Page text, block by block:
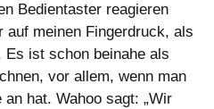
Bedientaster reagieren
auf meinen Fingerdruck, als
Es ist schon beinahe als
vor allem, wenn man
hat. Wahoo sagt: „Wir